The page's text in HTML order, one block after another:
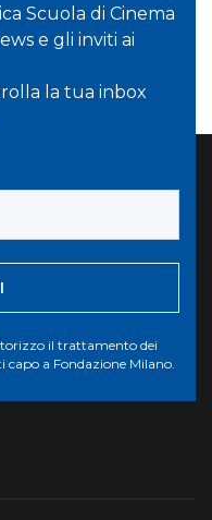
Scuola di Cinema
e gli inviti ai
la tua inbox
il trattamento dei
capo a Fondazione Milano.